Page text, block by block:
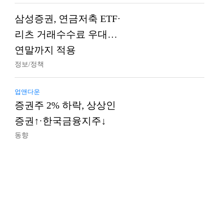
삼성증권, 연금저축 ETF·
리츠 거래수수료 우대…
연말까지 적용
정보/정책
업앤다운
증권주 2% 하락, 상상인
증권↑·한국금융지주↓
동향